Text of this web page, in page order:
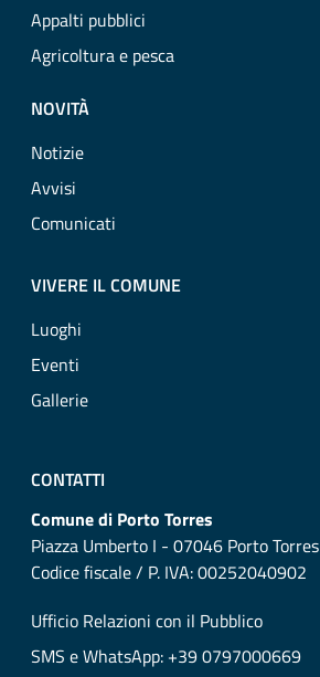
Appalti pubblici
Agricoltura e pesca
NOVITÀ
Notizie
Avvisi
Comunicati
VIVERE IL COMUNE
Luoghi
Eventi
Gallerie
CONTATTI
Comune di Porto Torres
Piazza Umberto I - 07046 Porto Torres
Codice fiscale / P. IVA: 00252040902
Ufficio Relazioni con il Pubblico
SMS e WhatsApp: +39 0797000669